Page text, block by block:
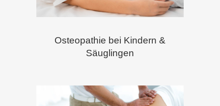
Osteopathie bei Kindern &
Säuglingen